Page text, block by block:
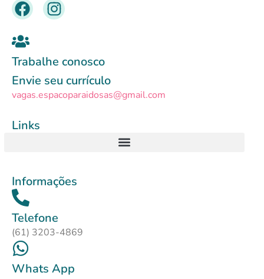
Trabalhe conosco
Envie seu currículo
vagas.espacoparaidosas@gmail.com
Links
Informações
Telefone
(61) 3203-4869
Whats App